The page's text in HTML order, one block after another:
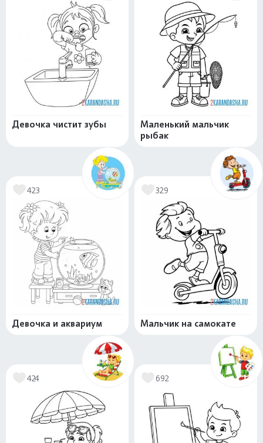
Девочка чистит зубы
Маленький мальчик
рыбак
423
Девочка и аквариум
329
Мальчик на самокате
424 692